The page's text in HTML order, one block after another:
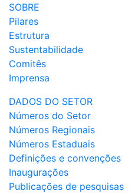
SOBRE
Pilares
Estrutura
Sustentabilidade
Comitês
Imprensa
DADOS DO SETOR
Números do Setor
Números Regionais
Números Estaduais
Definições e convenções
Inaugurações
Publicações de pesquisas